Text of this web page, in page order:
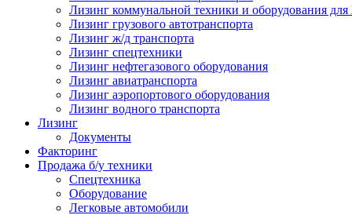
Лизинг коммунальной техники и оборудования
Лизинг грузового автотранспорта
Лизинг ж/д транспорта
Лизинг спецтехники
Лизинг нефтегазового оборудования
Лизинг авиатранспорта
Лизинг аэропортового оборудования
Лизинг водного транспорта
Лизинг
Документы
Факторинг
Продажа б/у техники
Спецтехника
Оборудование
Легковые автомобили